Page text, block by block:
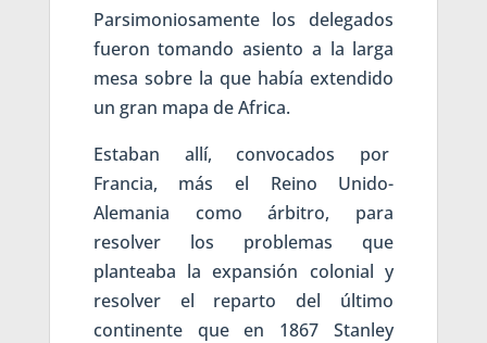
Parsimoniosamente los delegados
fueron tomando asiento a la larga
mesa sobre la que había extendido
un gran mapa de Africa.
Estaban allí, convocados por
Francia, más el Reino Unido-
Alemania como árbitro, para
resolver los problemas que
planteaba la expansión colonial y
resolver el reparto del último
continente que en 1867 Stanley